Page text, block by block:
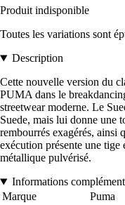
Produit indisponible
Toutes les variations sont
Description
Cette nouvelle version du
PUMA dans le
streetwear moderne. Le
Suede, mais lui donne une
rembourrés exagérés, ainsi
exécution présente une tige
métallique pulvérisé.
Informations
Marque
Puma